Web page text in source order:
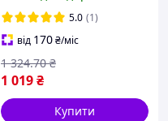
D 90 капсул 5.0 (1)
від 170₴/міс
1 019₴
1 324.70 ₴
Купити